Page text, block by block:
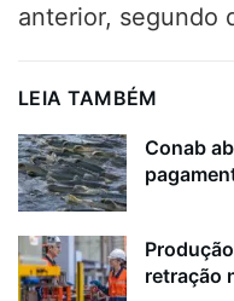
anterior, segundo
LEIA TAMBÉM
Conab
retração